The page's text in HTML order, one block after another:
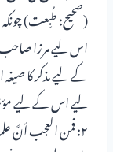
(صحیح: طُبِعت) چونکہ
اس لیے مرزا صاحب
کے لیے مذکر کا
لیے اس کے لیے
۲: فمن العجب أنَّ